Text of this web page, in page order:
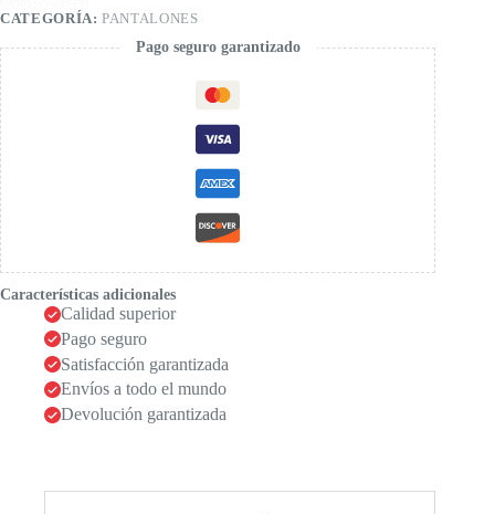
CATEGORÍA:PANTALONES
Pago seguro garantizado
Características adicionales
Calidad superior
Pago seguro
Satisfacción garantizada
Envíos a todo el mundo
Devolución garantizada